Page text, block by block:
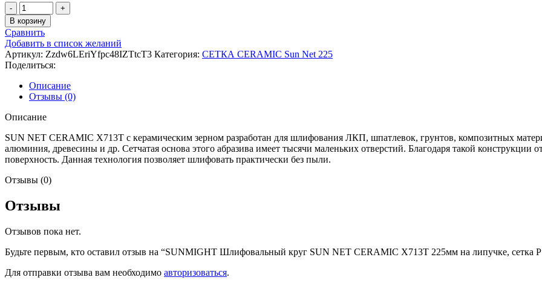
Количество
товара
SUNMIGHT
Шлифовальный
круг
SUN
NET
CERAMIC
X713T
225мм
на
сетка
P
240
В корзину
Сравнить
Добавить в список желаний
Артикул: Zzdw6LEriYfpc48IZTtcT3 Категория: СЕТКА CERAMIC Sun Net 225
Поделиться:
Описание
Отзывы (0)
Описание
SUN NET CERAMIC X713T c керамическим зерном разработан для шлифования ЛКП, шпатлевок, грунтов, композитных
алюминия, древесины и др. Сетчатая основа этого абразива имеет тысячи маленьких отверстий. Благодаря такой конструкции
поверхность. Данная технология позволяет шлифовать практически без пыли.
Отзывы (0)
Отзывы
Отзывов пока нет.
Будьте первым, кто оставил отзыв на “SUNMIGHT Шлифовальный круг SUN NET CERAMIC X713T 225мм на липучке, сетка P
Для отправки отзыва вам необходимо авторизоваться.